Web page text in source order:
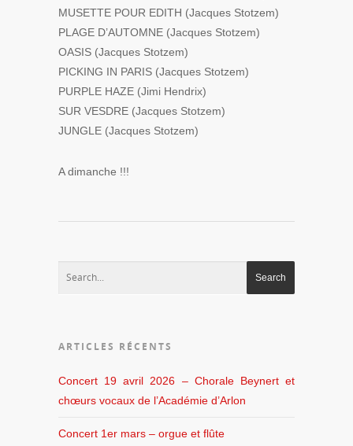
MUSETTE POUR EDITH (Jacques Stotzem)
PLAGE D’AUTOMNE (Jacques Stotzem)
OASIS (Jacques Stotzem)
PICKING IN PARIS (Jacques Stotzem)
PURPLE HAZE (Jimi Hendrix)
SUR VESDRE (Jacques Stotzem)
JUNGLE (Jacques Stotzem)
A dimanche !!!
ARTICLES RÉCENTS
Concert 19 avril 2026 – Chorale Beynert et
chœurs vocaux de l’Académie d’Arlon
Concert 1er mars – orgue et flûte